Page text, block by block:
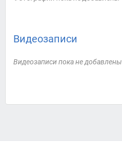
Видеозаписи
Видеозаписи пока не добавлены